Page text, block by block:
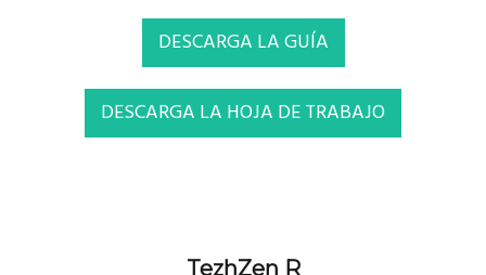
DESCARGA LA GUÍA
DESCARGA LA HOJA DE TRABAJO
TezhZen R